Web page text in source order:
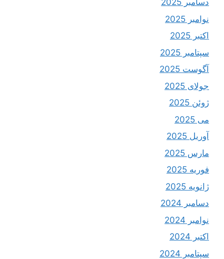
دسامبر 2025
نوامبر 2025
اکتبر 2025
سپتامبر 2025
آگوست 2025
جولای 2025
ژوئن 2025
می 2025
آوریل 2025
مارس 2025
فوریه 2025
ژانویه 2025
دسامبر 2024
نوامبر 2024
اکتبر 2024
سپتامبر 2024